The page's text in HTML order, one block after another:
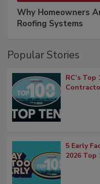
Why Homeowners
Roofing Systems
Popular Stories
RC’s
5 Early
2026 Top